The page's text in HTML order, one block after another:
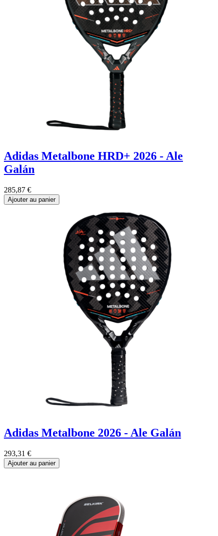
Adidas Metalbone HRD+ 2026 - Ale
Galán
285,87 €
Ajouter au panier
Adidas Metalbone 2026 - Ale Galán
293,31 €
Ajouter au panier